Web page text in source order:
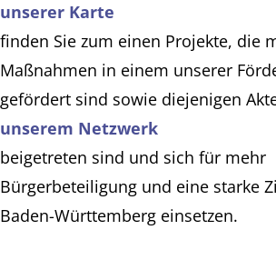
unserer Karte
finden Sie zum einen Projekte, die
Maßnahmen in einem unserer
gefördert sind sowie diejenigen
unserem Netzwerk
beigetreten sind und sich für mehr
Bürgerbeteiligung und eine starke
Baden-Württemberg einsetzen.